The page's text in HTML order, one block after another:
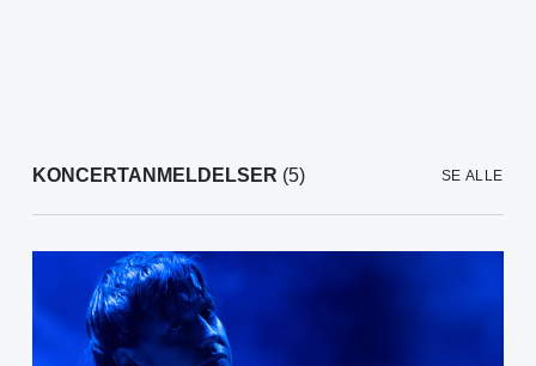
KONCERTANMELDELSER (5) SE ALLE